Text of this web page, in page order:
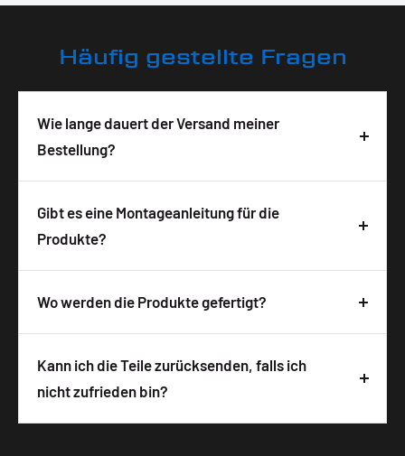
Häufig gestellte Fragen
Wie lange dauert der Versand meiner
Bestellung?
Deine Bestellung wird in der Regel innerhalb von 3-
5 Tagen nach Bestelleingang geliefert. Die
Lieferzeit ist abhängig von der Verfügbarkeit und
sichere und schnelle Lieferung zu gewährleisten.
Gibt es eine Montageanleitung für die
Produkte?
Ja, zu allen unseren Produkten bekommst du
detaillierte Montagehinweise bzw. eine
Produktverpackung scannen. Die Hinweise
unterstützen dich dabei, die Teile sicher und
korrekt an deinem Motorrad zu installieren.
Wo werden die Produkte gefertigt?
Alle IRON OPTICS Produkte werden in
Deutschland designt, entwickelt und hergestellt.
Wir legen großen Wert auf hochwertige
Kann ich die Teile zurücksenden, falls ich
nicht zufrieden bin?
Ja, du kannst die Teile innerhalb von 14 Tagen